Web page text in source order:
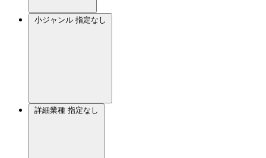
小ジャンル 指定なし
詳細業種 指定なし